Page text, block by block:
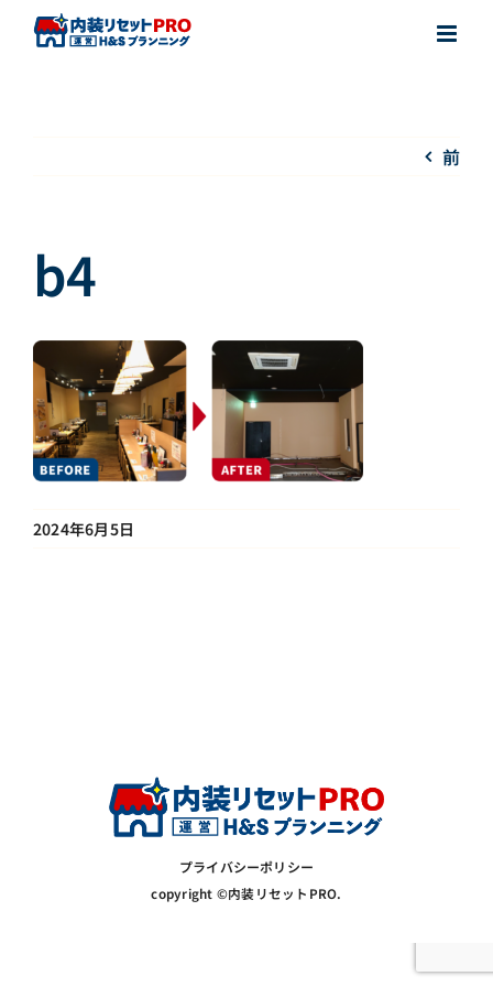
Skip
前
b4
2024年6月5日
プライバシーポリシー
copyright ©内装リセットPRO.